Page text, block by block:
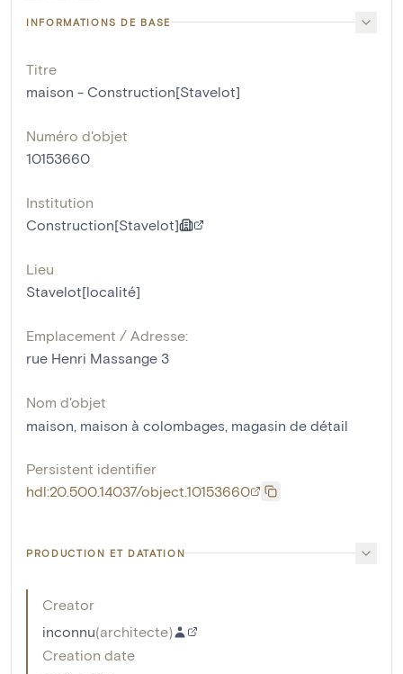
INFORMATIONS DE BASE
Titre
maison - Construction[Stavelot]
Numéro d'objet
10153660
Institution
Construction[Stavelot]
Lieu
Stavelot[localité]
Emplacement / Adresse:
rue Henri Massange 3
Nom d'objet
maison maison à colombages magasin de détail
Persistent identifier
hdl:20.500.14037/object.10153660
PRODUCTION ET DATATION
Creator
inconnu(architecte)
Creation date